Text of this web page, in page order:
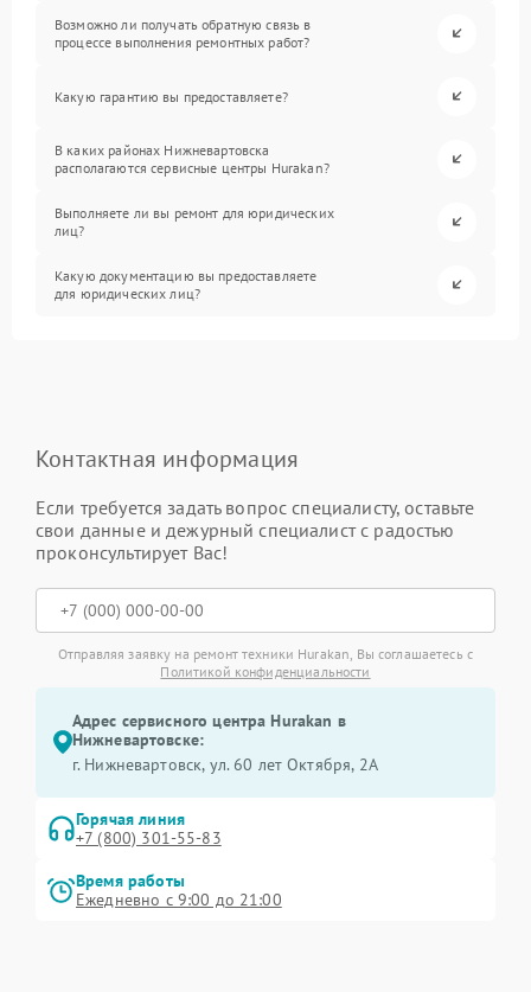
Возможно ли получать обратную связь в
процессе выполнения ремонтных работ?
Какую гарантию вы предоставляете?
В каких районах Нижневартовска
располагаются сервисные центры Hurakan?
Выполняете ли вы ремонт для юридических
лиц?
Какую документацию вы предоставляете
для юридических лиц?
Контактная информация
Если требуется задать вопрос специалисту, оставьте
свои данные и дежурный специалист с радостью
проконсультирует Вас!
Отправляя заявку на ремонт техники Hurakan, Вы соглашаетесь с
Политикой конфиденциальности
Адрес сервисного центра Hurakan в
Нижневартовске:
г. Нижневартовск, ул. 60 лет Октября, 2А
Горячая линия
+7 (800) 301-55-83
Время работы
Ежедневно с 9:00 до 21:00